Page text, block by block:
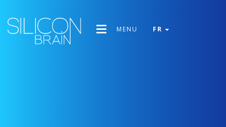
MENU FR